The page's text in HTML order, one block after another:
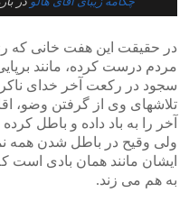
در حقیقت این هفت خانی که
مردم درست کرده، مانند
سجود در رکعت آخر خدای
تلاشهای وی از گرفتن وضو،
آخر را به باد داده و باطل
ولی وقیح در باطل شدن
ایشان مانند همان بادی است
به هم می زند.